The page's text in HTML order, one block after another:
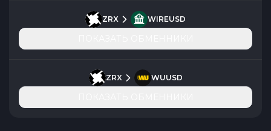
ZRX WIREUSD
ZRX WUUSD